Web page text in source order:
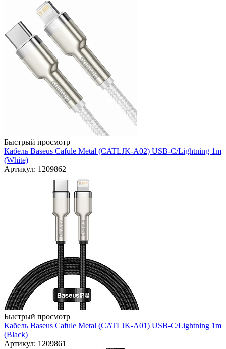
Быстрый просмотр
Кабель Baseus Cafule Metal (CATLJK-A02) USB-C/Lightning 1m
(White)
Артикул: 1209862
Быстрый просмотр
Кабель Baseus Cafule Metal (CATLJK-A01) USB-C/Lightning 1m
(Black)
Артикул: 1209861